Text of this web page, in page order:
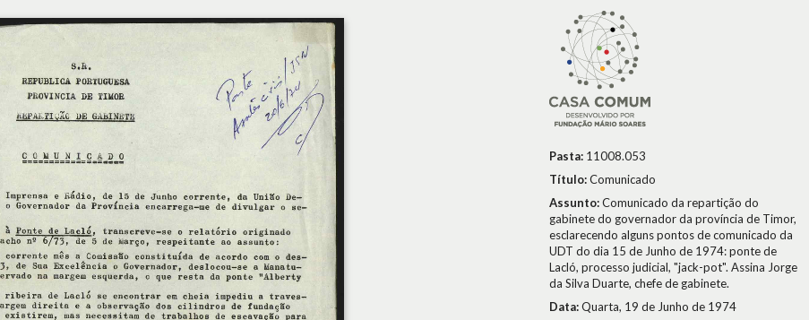
Pasta: 11008.053
Título:Comunicado
Assunto:Comunicado da repartição do
gabinete do governador da província de Timor,
esclarecendo alguns pontos de comunicado da
UDT do dia 15 de Junho de 1974: ponte de
Lacló, processo judicial, "jack-pot". Assina Jorge
da Silva Duarte, chefe de gabinete.
Data:Quarta, 19 de Junho de 1974